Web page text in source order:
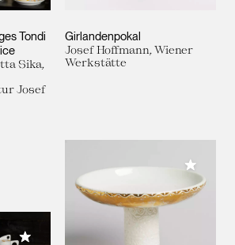
Tondi
Sika,
Josef
Girlandenpokal
Josef Hoffmann, Wiener
Werkstätte
Meiner Sammlung hinzufügen
Meiner